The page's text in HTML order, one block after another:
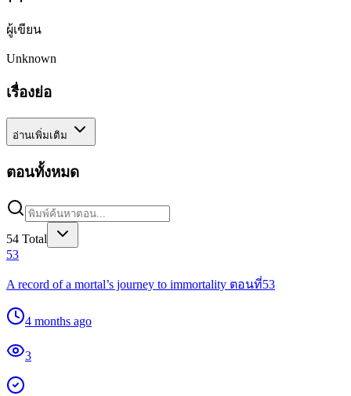
ผู้เขียน
Unknown
เรื่องย่อ
อ่านเพิ่มเติม
ตอนทั้งหมด
54 Total
53
A record of a mortal’s journey to immortality ตอนที่53
4 months ago
3